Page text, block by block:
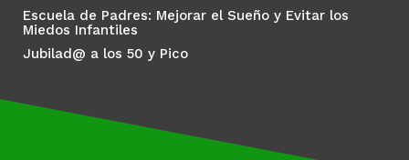
Escuela de Padres: Mejorar el Sueño y Evitar los
Miedos Infantiles
Jubilad@ a los 50 y Pico